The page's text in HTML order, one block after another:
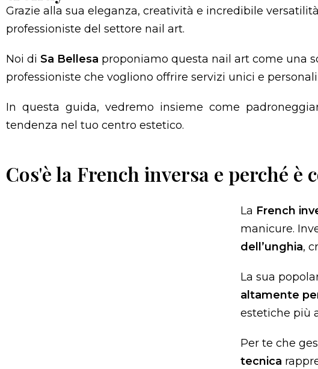
Grazie alla sua eleganza, creatività e incredibile
professioniste del settore nail art.
Noi di Sa Bellesa proponiamo questa nail art come una
professioniste che vogliono offrire servizi unici e
In questa guida, vedremo insieme come
tendenza nel tuo centro estetico.
Cos'è la French inversa e perché è
La French
manicure.
dell’unghia,
La sua
altamente
estetiche più
Per te che
tecnica